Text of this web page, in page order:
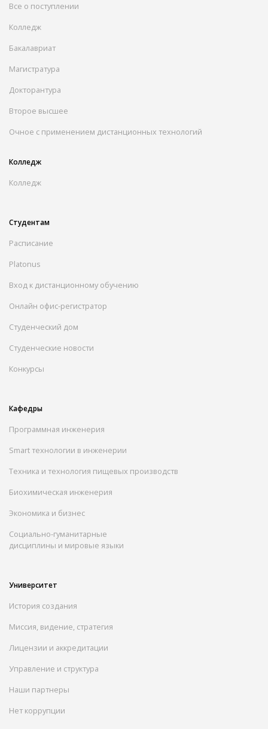
Все о поступлении
Колледж
Бакалавриат
Магистратура
Докторантура
Второе высшее
Очное с применением дистанционных технологий
Колледж
Колледж
Студентам
Расписание
Platonus
Вход к дистанционному обучению
Онлайн офис-регистратор
Студенческий дом
Студенческие новости
Конкурсы
Кафедры
Программная инженерия
Smart технологии в инженерии
Техника и технология пищевых производств
Биохимическая инженерия
Экономика и бизнес
Социально-гуманитарные
дисциплины и мировые языки
Университет
История создания
Миссия, видение, стратегия
Лицензии и аккредитации
Управление и структура
Наши партнеры
Нет коррупции